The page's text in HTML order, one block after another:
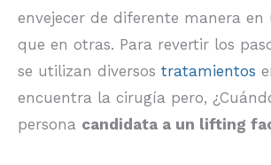
envejecer de diferente manera en
que en otras. Para revertir los
se utilizan diversos tratamientos
encuentra la cirugía pero,
persona candidata a un lifting